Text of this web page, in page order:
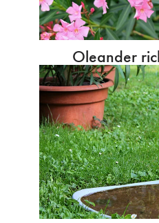
Oleander